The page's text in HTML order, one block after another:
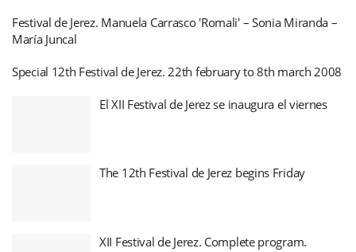
Festival de Jerez. Manuela Carrasco 'Romali' – Sonia Miranda –
María Juncal
Special 12th Festival de Jerez. 22th february to 8th march 2008
El XII Festival de Jerez se inaugura el viernes
The 12th Festival de Jerez begins Friday
XII Festival de Jerez. Complete program.